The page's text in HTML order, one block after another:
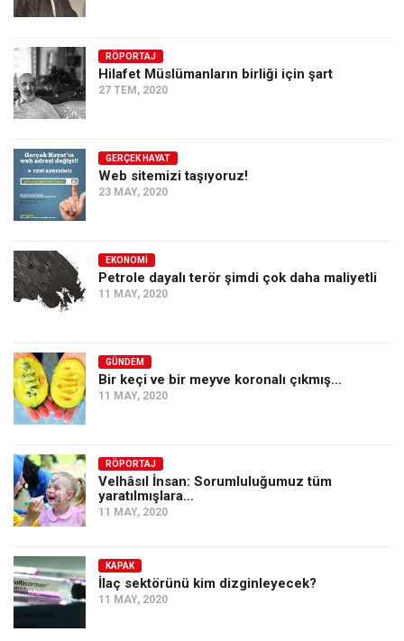
Dünya
Asya
Afrika
Amerika
Avustralya
Tarih
Düşünce
Dosyalar
RÖPORTAJ
Hilafet Müslümanların birliği için şart
27 TEM, 2020
GERÇEK HAYAT
Web sitemizi taşıyoruz!
23 MAY, 2020
EKONOMI
Petrole dayalı terör şimdi çok daha maliyetli
11 MAY, 2020
GÜNDEM
Bir keçi ve bir meyve koronalı çıkmış…
11 MAY, 2020
RÖPORTAJ
Velhâsıl İnsan: Sorumluluğumuz tüm
yaratılmışlara…
11 MAY, 2020
KAPAK
İlaç sektörünü kim dizginleyecek?
11 MAY, 2020